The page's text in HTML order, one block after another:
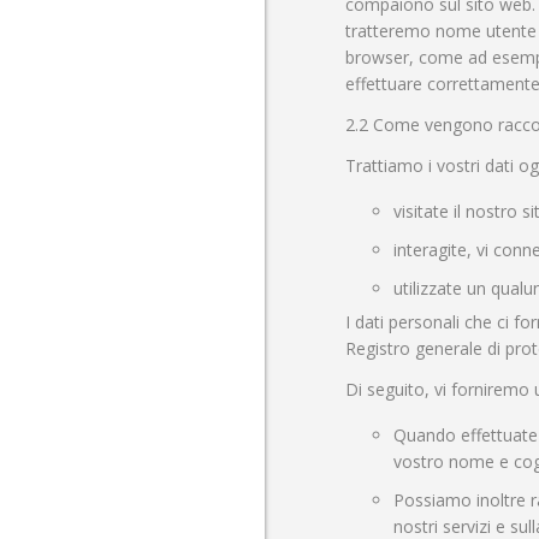
tratteremo nome
browser, come ad
effettuare
2.2 Come vengono
Trattiamo i vostri dati
visitate il nostro
interagite, vi
utilizzate un
I dati personali che ci
Registro generale di
Di seguito, vi forniremo
Quando
vostro nome e
Possiamo inoltre
nostri servizi e